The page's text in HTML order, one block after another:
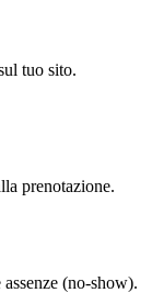
tuo sito.
prenotazione.
(no-show).